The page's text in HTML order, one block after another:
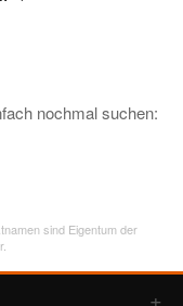
nochmal suchen:
sind Eigentum der